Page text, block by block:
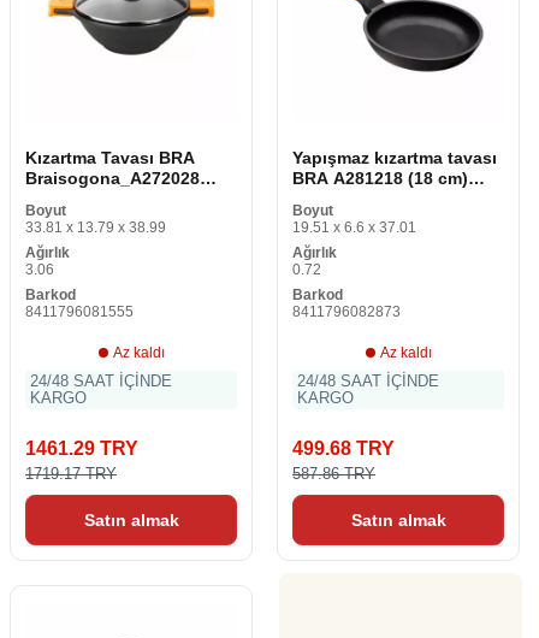
Kızartma Tavası BRA
Braisogona_A272028
Metal Alüminyum Ø 24
Boyut
33.81 x 13.79 x 38.99
Ağırlık
3.06
Barkod
8411796081555
Az kaldı
24/48 SAAT İÇİNDE
KARGO
1461.29 TRY
1719.17 TRY
Satın almak
Yapışmaz kızartma tavası
BRA A281218 (18 cm)
cm
Boyut
19.51 x 6.6 x 37.01
Ağırlık
0.72
Barkod
8411796082873
Az kaldı
24/48 SAAT İÇİNDE
KARGO
499.68 TRY
587.86 TRY
Satın almak